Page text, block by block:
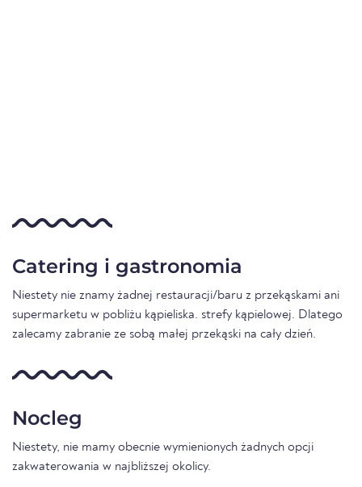
Catering i gastronomia
Niestety nie znamy żadnej restauracji/baru z przekąskami ani
supermarketu w pobliżu kąpieliska. strefy kąpielowej. Dlatego
zalecamy zabranie ze sobą małej przekąski na cały dzień.
Nocleg
Niestety, nie mamy obecnie wymienionych żadnych opcji
zakwaterowania w najbliższej okolicy.